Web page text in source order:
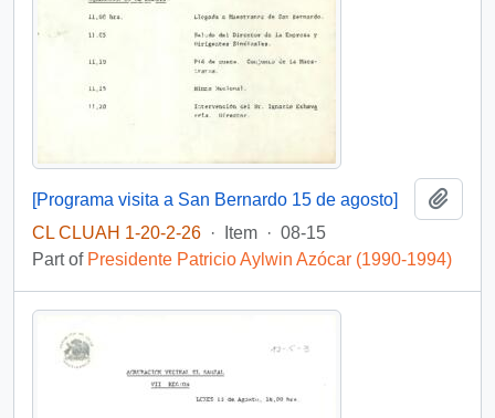
[Programa visita a San Bernardo 15 de agosto]
CL CLUAH 1-20-2-26 · Item · 08-15
Part of Presidente Patricio Aylwin Azócar (1990-1994)